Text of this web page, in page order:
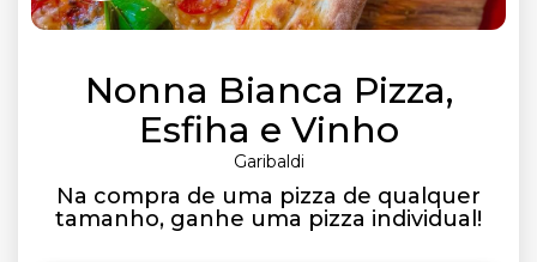
Nonna Bianca Pizza,
Esfiha e Vinho
Garibaldi
Na compra de uma pizza de qualquer
tamanho, ganhe uma pizza individual!